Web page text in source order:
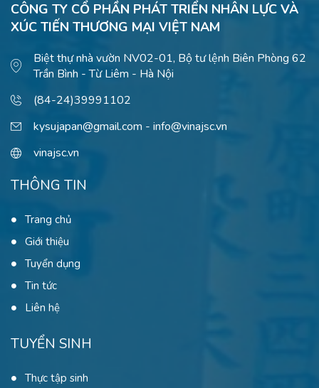
CÔNG TY CỔ PHẦN PHÁT TRIỂN NHÂN LỰC VÀ
XÚC TIẾN THƯƠNG MẠI VIỆT NAM
Biệt thự nhà vườn NV02-01, Bộ tư lệnh Biên Phòng 62
Trần Bình - Từ Liêm - Hà Nội
(84-24)39991102
kysujapan@gmail.com - info@vinajsc.vn
vinajsc.vn
THÔNG TIN
Trang chủ
Giới thiệu
Tuyển dụng
Tin tức
Liên hệ
TUYỂN SINH
Thực tập sinh